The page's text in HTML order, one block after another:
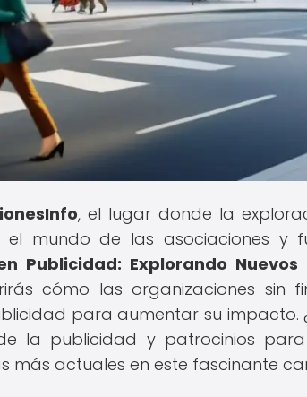
, el lugar donde la
mundo de las asociaciones y
Publicidad: Explorando
cómo las organizaciones sin
para aumentar su impacto.
la publicidad y patrocinios para
más actuales en este fascinante